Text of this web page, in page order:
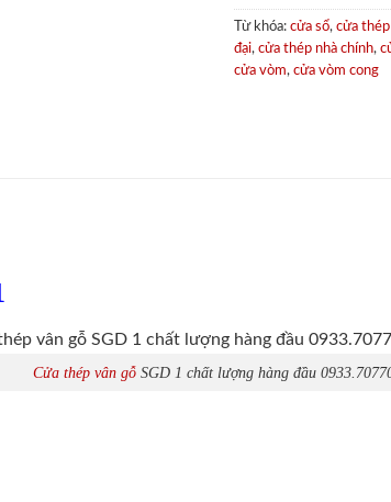
Từ khóa: cửa sổ, cửa
đại, cửa thép nhà chính,
cửa vòm, cửa vòm cong
Cửa thép vân gỗ SGD 1 chất lượng hàng đầu